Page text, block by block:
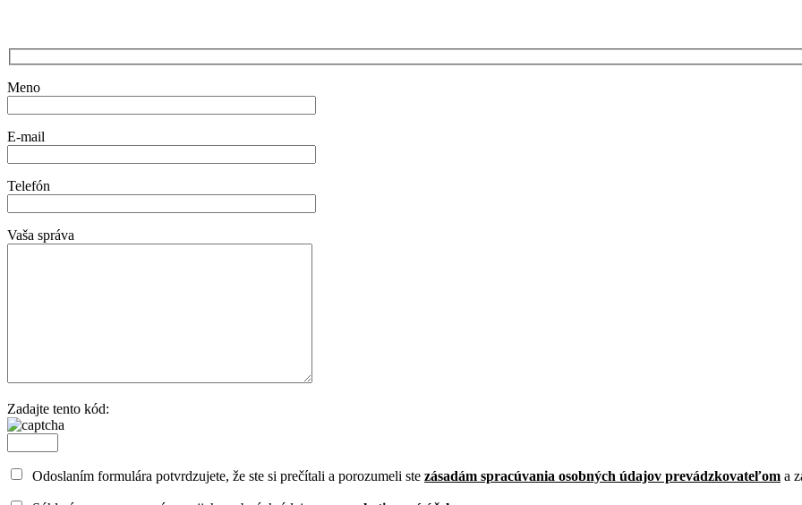
Meno
E-mail
Telefón
Vaša správa
Zadajte tento kód:
Odoslaním formulára potvrdzujete, že ste si prečítali a porozumeli ste zásadám spracúvania osobných údajov prevádzkovateľom a